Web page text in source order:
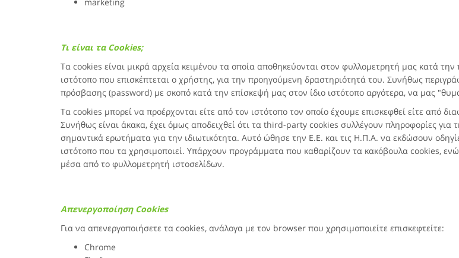
Τι είναι τα Cookies;
Τα cookies είναι μικρά αρχεία κειμένου τα οποία αποθηκεύονται στον φυλλομετρητή μας κατά
ιστότοπο που επισκέπτεται ο χρήστης, για την προηγούμενη δραστηριότητά του. Συνήθως
πρόσβασης (password) με σκοπό κατά την επίσκεψή μας στον ίδιο ιστότοπο αργότερα, να μας
Τα cookies μπορεί να προέρχονται είτε από τον ιστότοπο τον οποίο έχουμε επισκεφθεί είτε από
Συνήθως είναι άκακα, έχει όμως αποδειχθεί ότι τα third-party cookies συλλέγουν πληροφορίες για
σημαντικά ερωτήματα για την ιδιωτικότητα. Αυτό ώθησε την Ε.Ε. και τις Η.Π.Α. να εκδώσουν
ιστότοπο που τα χρησιμοποιεί. Υπάρχουν προγράμματα που καθαρίζουν τα κακόβουλα cookies,
μέσα από το φυλλομετρητή ιστοσελίδων.
Απενεργοποίηση Cookies
Για να απενεργοποιήσετε τα cookies, ανάλογα με τον browser που χρησιμοποιείτε επισκεφτείτε:
Chrome